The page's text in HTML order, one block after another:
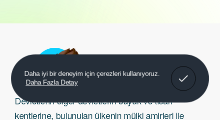
Daha iyi bir deneyim için çerezleri kullanıyoruz.
Daha Fazla Detay
Anladım!
Konsolosluklar
Devletlerin diğer devletlerin büyük ve ticari
kentlerine, bulunulan ülkenin mülki amirleri ile